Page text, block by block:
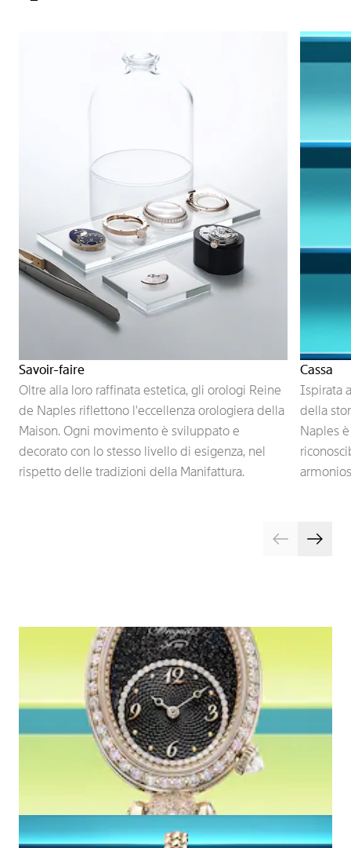
Savoir-faire
Oltre alla loro raffinata estetica, gli orologi Reine
de Naples riflettono l'eccellenza orologiera della
Maison. Ogni movimento è sviluppato e
decorato con lo stesso livello di esigenza, nel
rispetto delle tradizioni della Manifattura.
Cassa
Ispirata
della
Naples